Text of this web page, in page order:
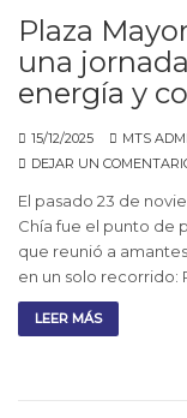
Plaza
una
energía y
15/12/2025 MTS
DEJAR UN
El pasado 23 de
Chía fue el punto de
que reunió a
en un solo recorrido:
LEER MÁS